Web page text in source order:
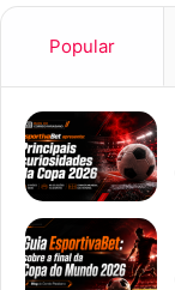
ã
Popular